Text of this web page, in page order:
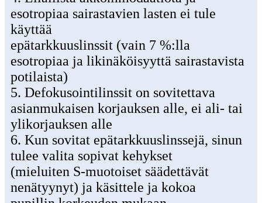
esotropiaa sairastavien lasten ei tule
käyttää
epätarkkuuslinssit (vain 7 %:lla
esotropiaa ja likinäköisyyttä sairastavista
potilaista)
5. Defokusointilinssit on sovitettava
asianmukaisen korjauksen alle, ei ali- tai
ylikorjauksen alle
6. Kun sovitat epätarkkuuslinssejä, sinun
tulee valita sopivat kehykset
(mieluiten S-muotoiset säädettävät
nenätyynyt) ja käsittele ja kokoa